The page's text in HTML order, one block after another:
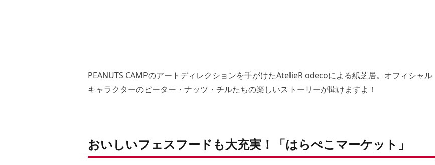
PEANUTS CAMPのアートディレクションを手がけたAtelieR odecoによる紙芝居。オフィシャル
キャラクターのピーター・ナッツ・チルたちの楽しいストーリーが聞けますよ！
おいしいフェスフードも大充実！「はらぺこマーケット」